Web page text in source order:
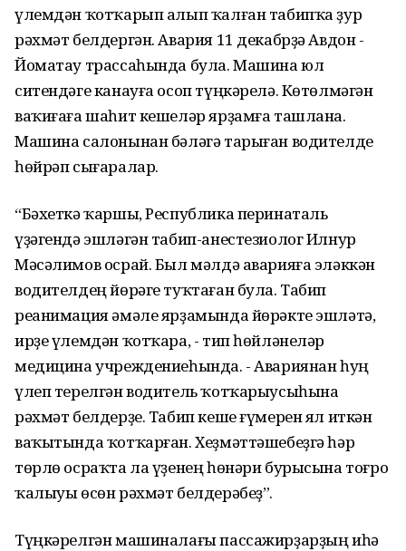
үлемдән ҡотҡарып алып ҡалған табипҡа ҙур
рәхмәт белдергән. Авария 11 декабрҙә Авдон -
Йоматау трассаһында була. Машина юл
ситендәге канауға осоп түңкәрелә. Көтөлмәгән
ваҡиғаға шаһит кешеләр ярҙамға ташлана.
Машина салонынан бәләгә тарыған водителде
һөйрәп сығаралар.
“Бәхеткә ҡаршы, Республика перинаталь
үҙәгендә эшләгән табип-анестезиолог Илнур
Мәсәлимов осрай. Был мәлдә аварияға эләккән
водителдең йөрәге туҡтаған була. Табип
реанимация әмәле ярҙамында йөрәкте эшләтә,
ирҙе үлемдән ҡотҡара, - тип һөйләнеләр
медицина учреждениеһында. - Авариянан һуң
үлеп терелгән водитель ҡотҡарыусыһына
рәхмәт белдерҙе. Табип кеше ғүмерен ял иткән
ваҡытында ҡотҡарған. Хеҙмәттәшебеҙгә һәр
төрлө осраҡта ла үҙенең һөнәри бурысына тоғро
ҡалыуы өсөн рәхмәт белдерәбеҙ”.
Түңкәрелгән машиналағы пассажирҙарҙың иһә